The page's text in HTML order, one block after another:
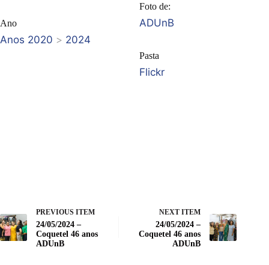
Ano
Anos 2020 > 2024
Foto de:
ADUnB
Pasta
Flickr
PREVIOUS ITEM
24/05/2024 –
Coquetel 46 anos
ADUnB
NEXT ITEM
24/05/2024 –
Coquetel 46 anos
ADUnB